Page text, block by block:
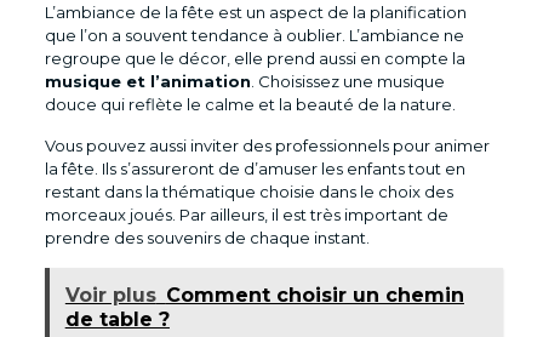
L’ambiance de la fête est un aspect de la planification
que l’on a souvent tendance à oublier. L’ambiance ne
regroupe que le décor, elle prend aussi en compte la
musique et l’animation . Choisissez une musique
douce qui reflète le calme et la beauté de la nature.
Vous pouvez aussi inviter des professionnels pour animer
la fête. Ils s’assureront de d’amuser les enfants tout en
restant dans la thématique choisie dans le choix des
morceaux joués. Par ailleurs, il est très important de
prendre des souvenirs de chaque instant.
Voir plus Comment choisir un chemin
de table ?